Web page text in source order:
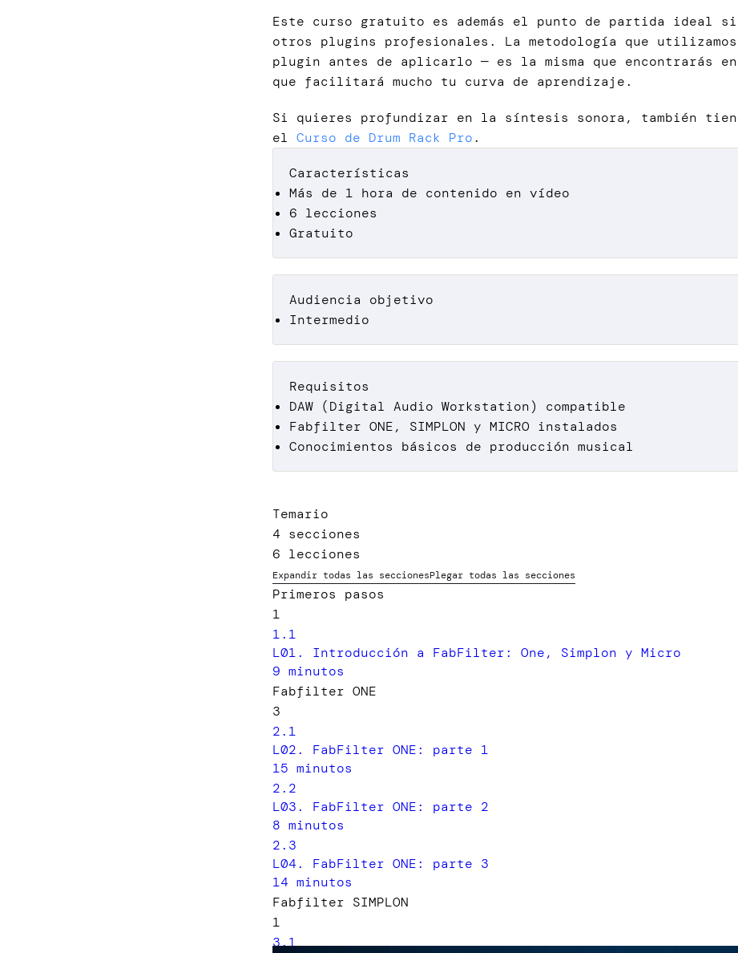
Este curso gratuito es además el punto de partida ideal si
otros plugins profesionales. La metodología que
plugin antes de aplicarlo — es la misma que encontrarás
que facilitará mucho tu curva de aprendizaje.
Si quieres profundizar en la síntesis sonora, también
el Curso de Drum Rack Pro.
Características
Más de 1 hora de contenido en vídeo
6 lecciones
Gratuito
Audiencia objetivo
Intermedio
Requisitos
DAW (Digital Audio Workstation) compatible
Fabfilter ONE, SIMPLON y MICRO instalados
Conocimientos básicos de producción musical
Temario
4 secciones
6 lecciones
Expandir todas las seccionesPlegar todas las secciones
Primeros pasos
1
1.1
L01. Introducción a FabFilter: One, Simplon y Micro
9 minutos
Fabfilter ONE
3
2.1
L02. FabFilter ONE: parte 1
15 minutos
2.2
L03. FabFilter ONE: parte 2
8 minutos
2.3
L04. FabFilter ONE: parte 3
14 minutos
Fabfilter SIMPLON
1
3.1